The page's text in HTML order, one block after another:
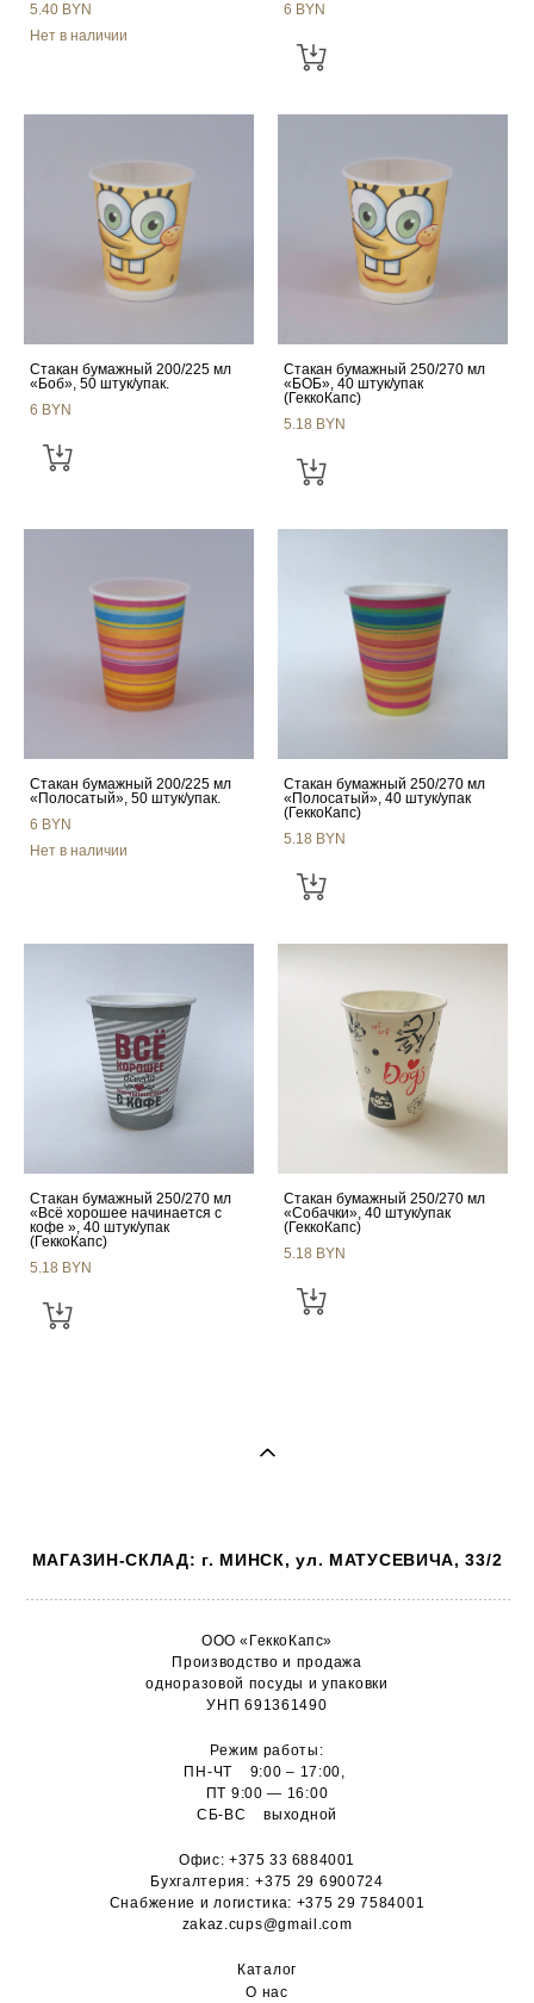
5.40 BYN
Нет в наличии
6 BYN
Стакан бумажный 200/225 мл
«Боб», 50 штук/упак.
6 BYN
Стакан бумажный 250/270 мл
«БОБ», 40 штук/упак
(ГеккоКапс)
5.18 BYN
Стакан бумажный 200/225 мл
«Полосатый», 50 штук/упак.
6 BYN
Нет в наличии
Стакан бумажный 250/270 мл
«Полосатый», 40 штук/упак
(ГеккоКапс)
5.18 BYN
Стакан бумажный 250/270 мл
«Всё хорошее начинается с
кофе », 40 штук/упак
(ГеккоКапс)
5.18 BYN
Стакан бумажный 250/270 мл
«Собачки», 40 штук/упак
(ГеккоКапс)
5.18 BYN
МАГАЗИН-СКЛАД: г. МИНСК, ул. МАТУСЕВИЧА, 33/2
ООО «ГеккоКапс»
Производство и продажа
одноразовой посуды и упаковки
УНП 691361490
Режим работы:
ПН-ЧТ 9:00 – 17:00,
ПТ 9:00 — 16:00
СБ-ВС выходной
Офис:+375 33 6884001
Бухгалтерия: +375 29 6900724
Снабжение и логистика: +375 29 7584001
zakaz.cups@gmail.com
Каталог
О нас